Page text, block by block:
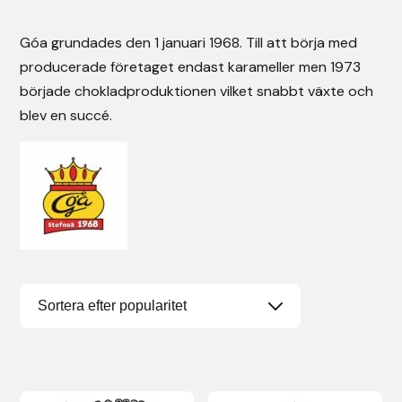
Góa grundades den 1 januari 1968. Till att börja med
producerade företaget endast karameller men 1973
började chokladproduktionen vilket snabbt växte och
blev en succé.
Vojlockar och schabrak
Tränsdelar och tyglar
Ridjackor, kappor, västar mm
Ridskor och ridstövlar
Tävlingskavajer och blusar
Väskor, bagar, påsar mm
Bocaj
Boett
Bomber Bits
Borstiq
Casco
Charles Owen